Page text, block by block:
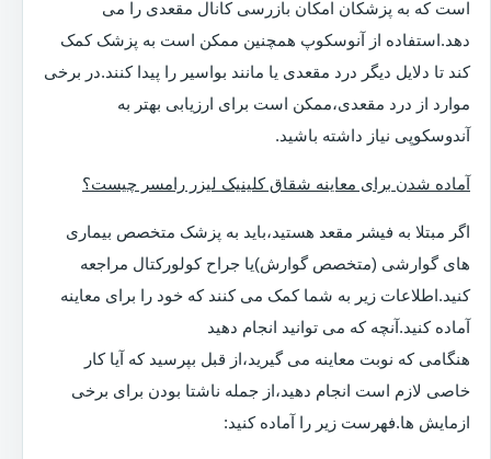
است که به پزشکان امکان بازرسی کانال مقعدی را می
دهد.استفاده از آنوسکوپ همچنین ممکن است به پزشک کمک
کند تا دلایل دیگر درد مقعدی یا مانند بواسیر را پیدا کنند.در برخی
موارد از درد مقعدی،ممکن است برای ارزیابی بهتر به
آندوسکوپی نیاز داشته باشید.
آماده شدن برای معاینه شقاق کلینیک لیزر رامسر چیست؟
اگر مبتلا به فیشر مقعد هستید،باید به پزشک متخصص بیماری
های گوارشی (متخصص گوارش)یا جراح کولورکتال مراجعه
کنید.اطلاعات زیر به شما کمک می کنند که خود را برای معاینه
آماده کنید.آنچه که می توانید انجام دهید
هنگامی که نوبت معاینه می گیرید،از قبل بپرسید که آیا کار
خاصی لازم است انجام دهید،از جمله ناشتا بودن برای برخی
ازمایش ها.فهرست زیر را آماده کنید: